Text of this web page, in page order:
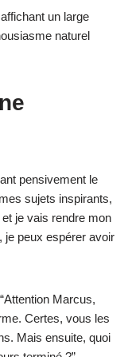
un large
naturel
pensivement le
sujets inspirants,
je vais rendre mon
je peux espérer avoir
Marcus,
Certes, vous les
Mais ensuite, quoi